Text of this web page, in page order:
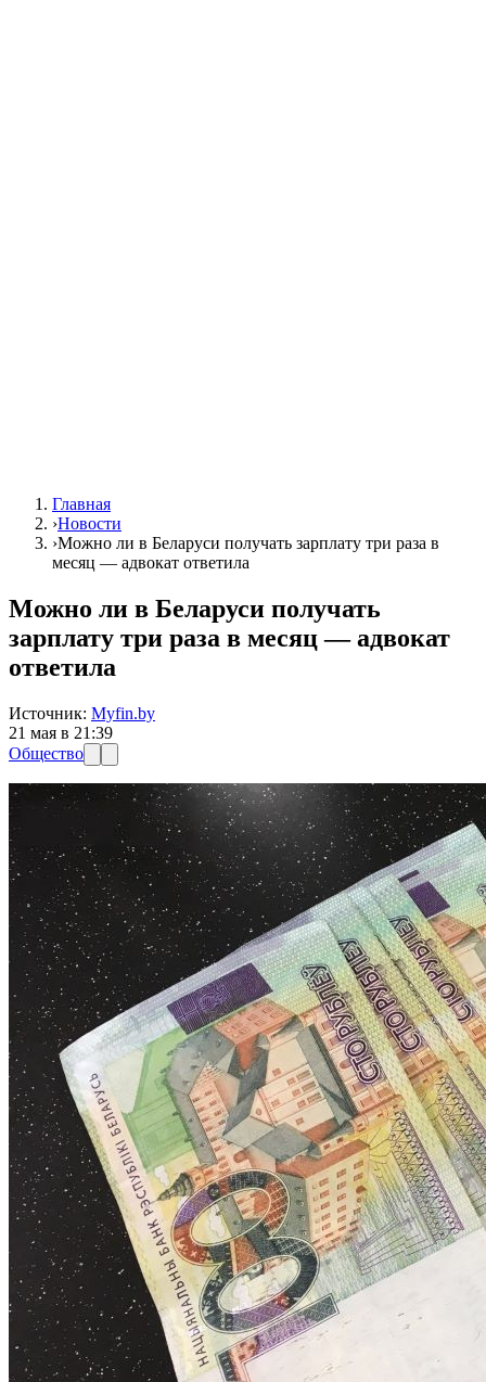
Главная
›Новости
›Можно ли в Беларуси получать зарплату три раза в
месяц — адвокат ответила
Можно ли в Беларуси получать
зарплату три раза в месяц — адвокат
ответила
Источник: Myfin.by
21 мая в 21:39
Общество